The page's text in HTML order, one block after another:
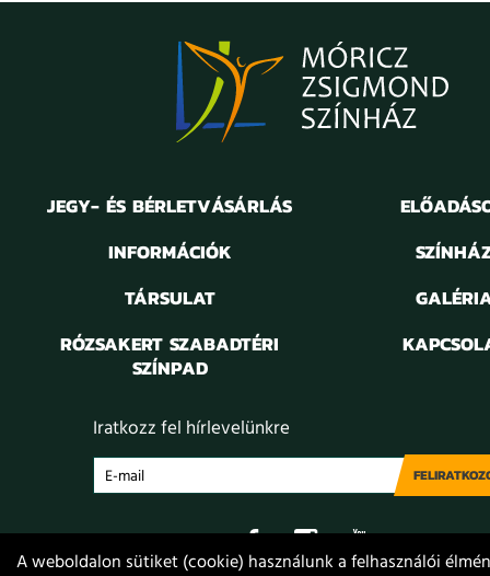
JEGY- ÉS BÉRLETVÁSÁRLÁS
INFORMÁCIÓK
TÁRSULAT
RÓZSAKERT SZABADTÉRI
SZÍNPAD
Iratkozz fel hírlevelünkre
A weboldalon sütiket (cookie) használunk a felhasználói